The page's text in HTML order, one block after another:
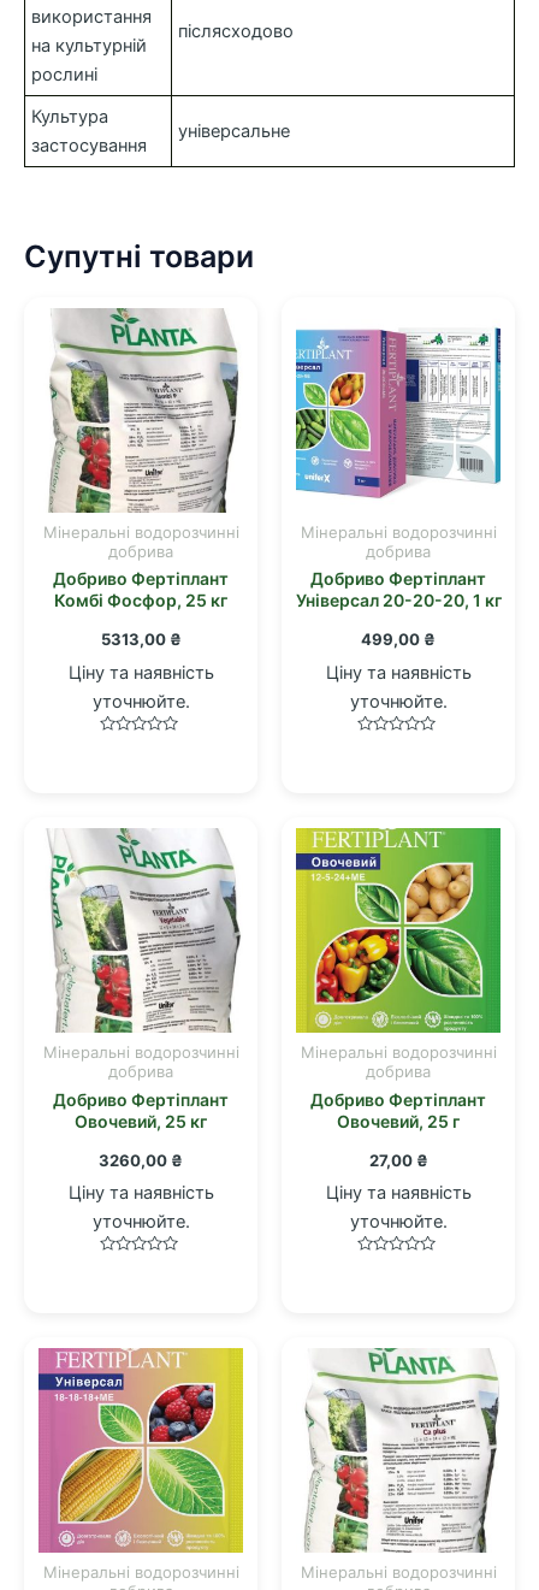
використання
на культурній
рослині
післясходово
Культура
застосування
універсальне
Супутні товари
Мінеральні водорозчинні
добрива
Добриво Фертіплант
Комбі Фосфор, 25 кг
5313,00 ₴
Ціну та наявність
уточнюйте.
Мінеральні водорозчинні
добрива
Добриво Фертіплант
Універсал 20-20-20, 1 кг
499,00 ₴
Ціну та наявність
уточнюйте.
Мінеральні водорозчинні
добрива
Добриво Фертіплант
Овочевий, 25 кг
3260,00 ₴
Ціну та наявність
уточнюйте.
Мінеральні водорозчинні
добрива
Добриво Фертіплант
Овочевий, 25 г
27,00 ₴
Ціну та наявність
уточнюйте.
Мінеральні водорозчинні
Мінеральні водорозчинні